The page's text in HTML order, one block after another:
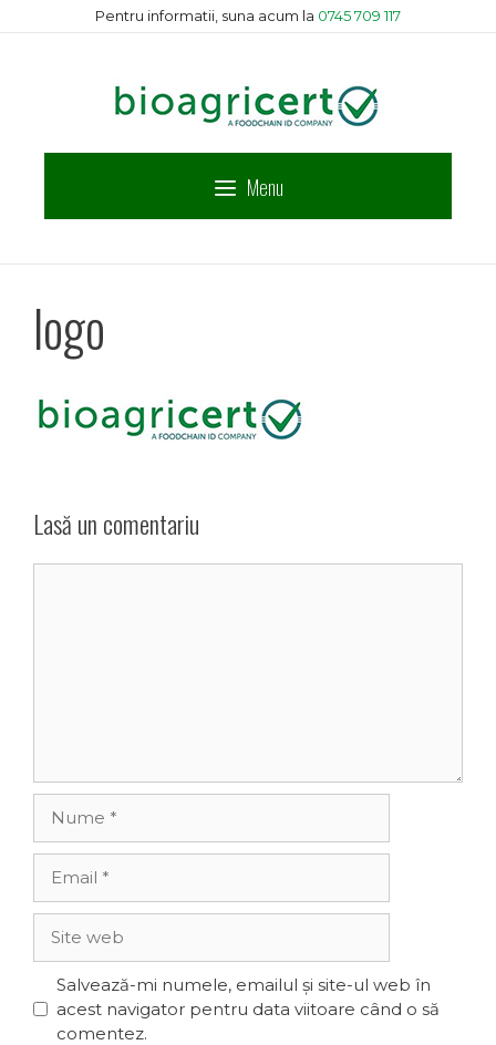
la
Pentru informatii, suna acum la 0745 709 117
Menu
logo
Lasă un comentariu
web
Salvează-mi numele, emailul și site-ul web în
acest navigator pentru data viitoare când o să
comentez.